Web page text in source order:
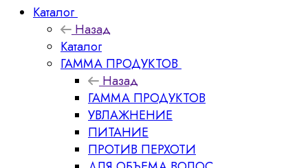
Каталог
Назад
Каталог
ГАММА ПРОДУКТОВ
Назад
ГАММА ПРОДУКТОВ
УВЛАЖНЕНИЕ
ПИТАНИЕ
ПРОТИВ ПЕРХОТИ